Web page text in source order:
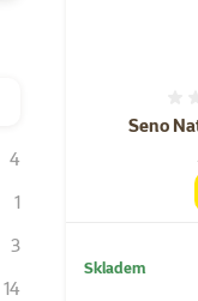
4
1
3
14
Seno
Skladem